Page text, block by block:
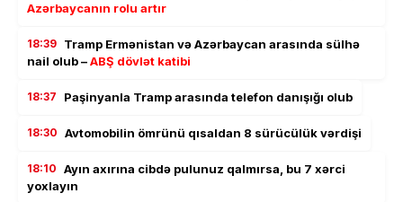
Azərbaycanın rolu artır
18:39 Tramp Ermənistan və Azərbaycan arasında sülhə
nail olub –ABŞ dövlət katibi
18:37 Paşinyanla Tramp arasında telefon danışığı olub
18:30 Avtomobilin ömrünü qısaldan 8 sürücülük vərdişi
18:10 Ayın axırına cibdə pulunuz qalmırsa, bu 7 xərci
yoxlayın